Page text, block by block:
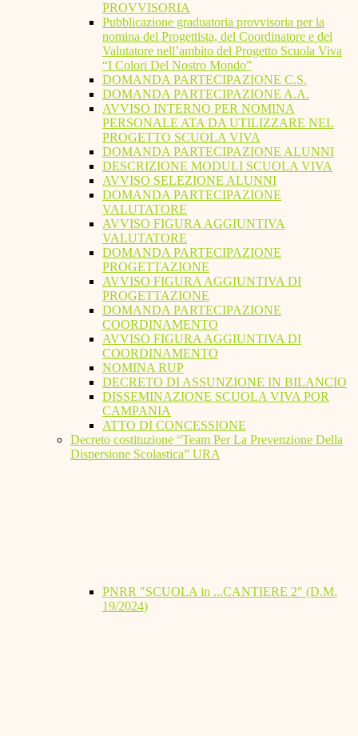
PROVVISORIA
Pubblicazione graduatoria provvisoria per la
nomina del Progettista, del Coordinatore e del
Valutatore nell’ambito del Progetto Scuola Viva
“I Colori Del Nostro Mondo”
DOMANDA PARTECIPAZIONE C.S.
DOMANDA PARTECIPAZIONE A.A.
AVVISO INTERNO PER NOMINA
PERSONALE ATA DA UTILIZZARE NEL
PROGETTO SCUOLA VIVA
DOMANDA PARTECIPAZIONE ALUNNI
DESCRIZIONE MODULI SCUOLA VIVA
AVVISO SELEZIONE ALUNNI
DOMANDA PARTECIPAZIONE
VALUTATORE
AVVISO FIGURA AGGIUNTIVA
VALUTATORE
DOMANDA PARTECIPAZIONE
PROGETTAZIONE
AVVISO FIGURA AGGIUNTIVA DI
PROGETTAZIONE
DOMANDA PARTECIPAZIONE
COORDINAMENTO
AVVISO FIGURA AGGIUNTIVA DI
COORDINAMENTO
NOMINA RUP
DECRETO DI ASSUNZIONE IN BILANCIO
DISSEMINAZIONE SCUOLA VIVA POR
CAMPANIA
ATTO DI CONCESSIONE
Decreto costituzione “Team Per La Prevenzione Della
Dispersione Scolastica” URA
PNRR "SCUOLA in ...CANTIERE 2" (D.M.
19/2024)